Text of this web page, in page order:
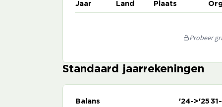
Jaar Land Plaats
Probeer
Standaard jaarrekeningen
Balans '24->'25